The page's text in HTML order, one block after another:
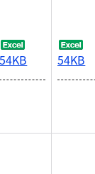
54KB 54KB